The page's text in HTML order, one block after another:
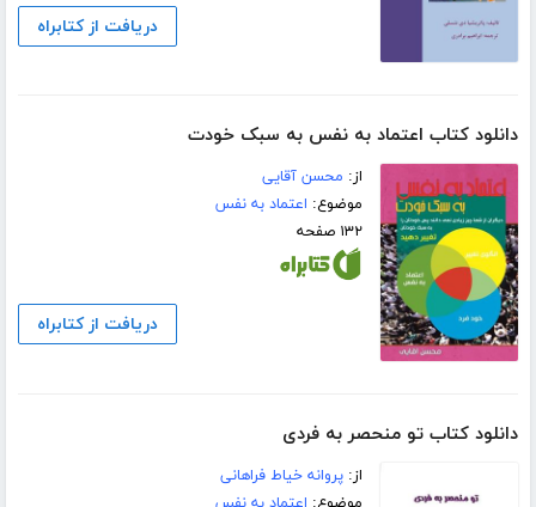
دریافت از کتابراه
دانلود کتاب اعتماد به نفس به سبک خودت
از: محسن آقایی
موضوع: اعتماد به نفس
۱۳۲ صفحه
دریافت از کتابراه
دانلود کتاب تو منحصر به فردی
از:پروانه خیاط فراهانی